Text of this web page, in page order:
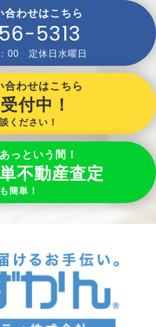
合わせはこちら
5313
00 定休日水曜日
合わせはこちら
付中！
ください！
っという間！
不動産査定
簡単！